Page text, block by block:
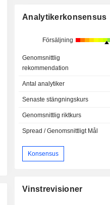
Analytikerkonsensus
Försäljning
Genomsnittlig
rekommendation
Antal analytiker
Senaste stängningskurs
Genomsnittlig riktkurs
Spread / Genomsnittligt Mål
Konsensus
Vinstrevisioner